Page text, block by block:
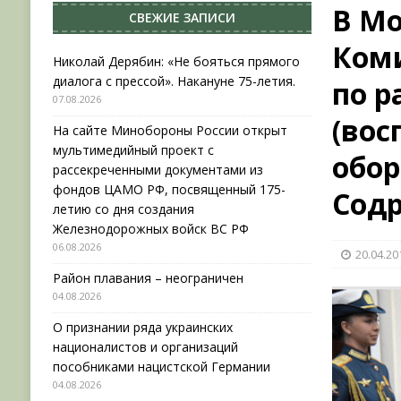
НОВОСТИ
[ 31.07.2026 ]
АВГУСТ В ВОЕННОЙ ИСТОРИИ
[ 07.08.2026 ] Николай Дерябин: «Не бояться
[ 06.08.2026 ] На сайте Минобороны России
фондов ЦАМО РФ, посвященный 175-летию со
В
по
СВЕЖИЕ ЗАПИСИ
Николай Дерябин: «Не бояться прямого
диалога с прессой». Накануне 75-летия.
07.08.2026
На сайте Минобороны России открыт
мультимедийный проект с
рассекреченными документами из
фондов ЦАМО РФ, посвященный 175-
летию со дня создания
Железнодорожных войск ВС РФ
06.08.2026
Район плавания – неограничен
04.08.2026
О признании ряда украинских
националистов и организаций
пособниками нацистской Германии
04.08.2026